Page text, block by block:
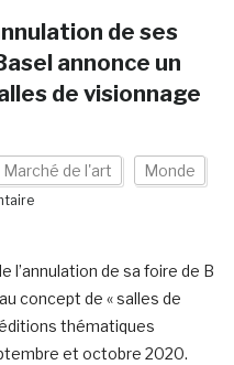
de ses
annonce un
de visionnage
Marché de l'art Monde
l’annulation de sa foire de B
concept de « salles de
thématiques
et octobre 2020.